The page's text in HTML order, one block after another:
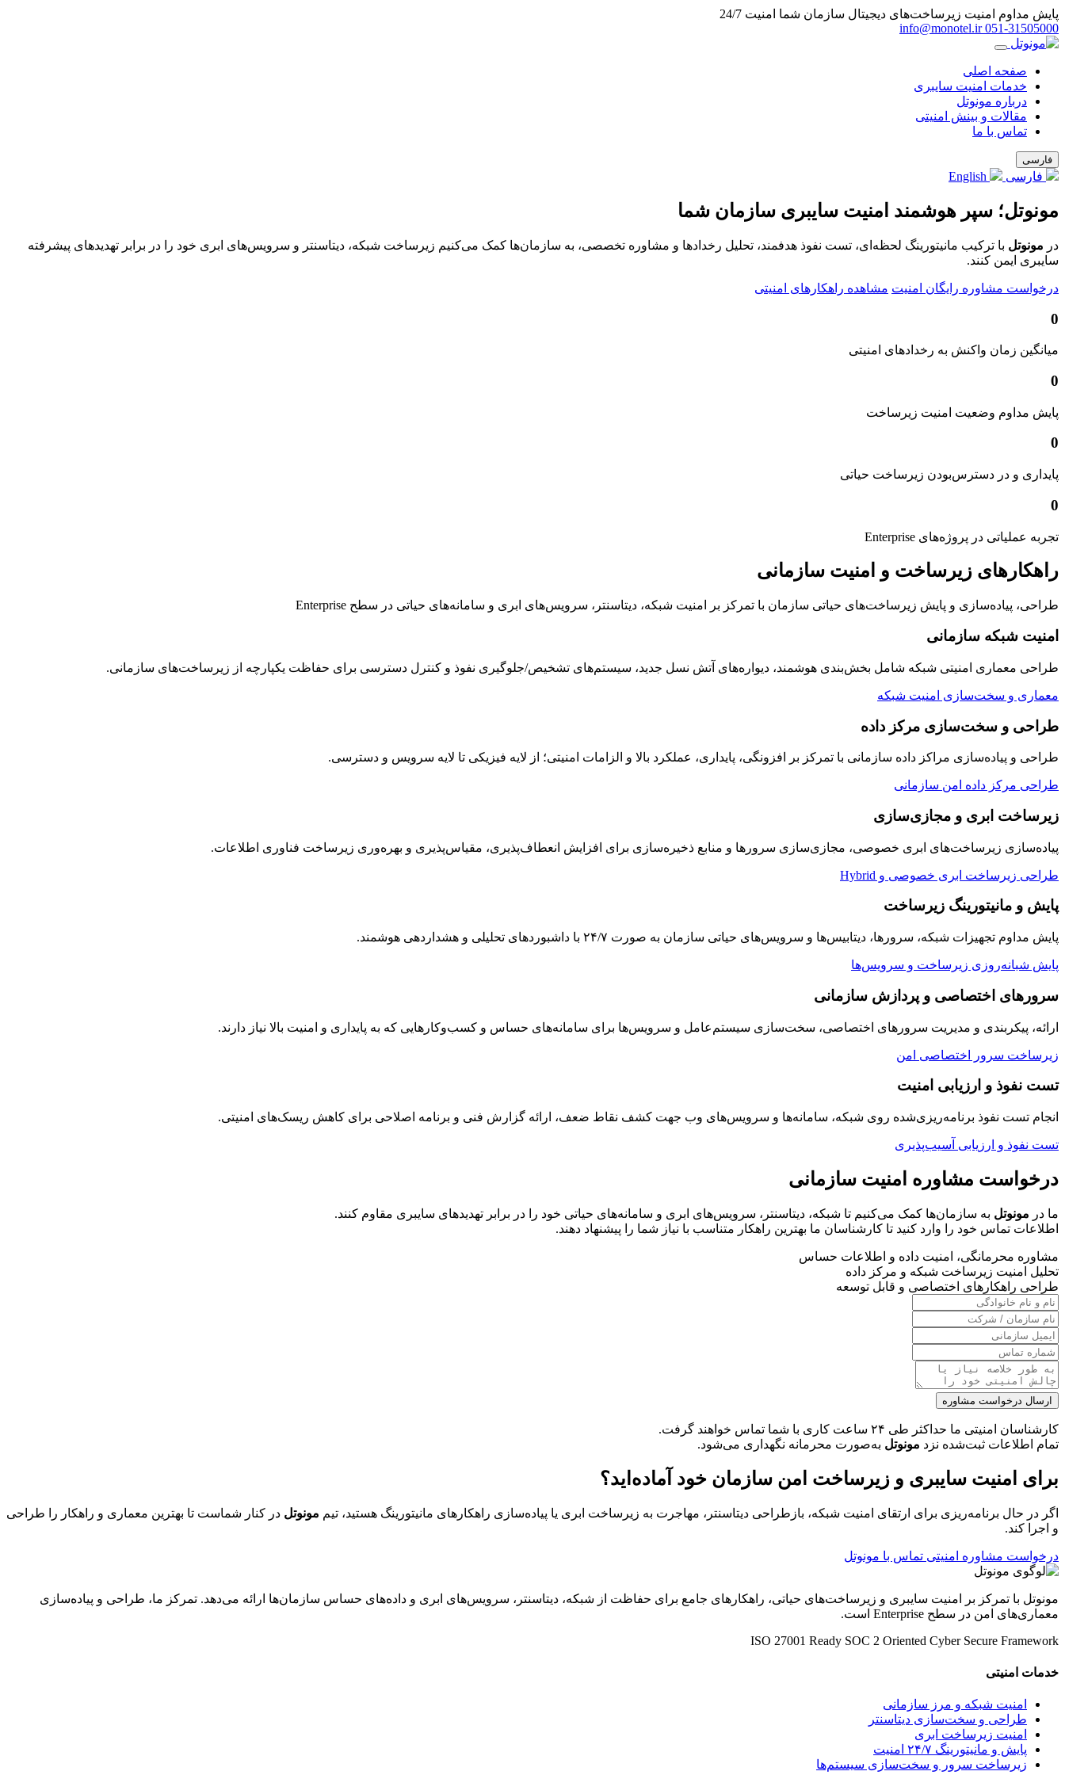
پایش مداوم امنیت زیرساخت‌های دیجیتال سازمان شما امنیت 24/7
info@monotel.ir 051‑31505000
صفحه اصلی
خدمات امنیت سایبری
درباره مونوتل
مقالات و بینش امنیتی
تماس با ما
فارسی
فارسی
مونوتل؛ سپر هوشمند امنیت سایبری سازمان شما
در مونوتل با ترکیب مانیتورینگ لحظه‌ای، تست نفوذ هدفمند، تحلیل رخدادها و مشاوره تخصصی، به سازمان‌ها کمک می‌کنیم زیرساخت شبکه، دیتاسنتر و سرویس‌های ابری خود را در برابر تهدیدهای پیشرفته
سایبری ایمن کنند.
درخواست مشاوره رایگان امنیت مشاهده راهکارهای امنیتی
0
میانگین زمان واکنش به رخدادهای امنیتی
0
پایش مداوم وضعیت امنیت زیرساخت
0
پایداری و در دسترس‌بودن زیرساخت حیاتی
0
تجربه عملیاتی در پروژه‌های Enterprise
راهکارهای زیرساخت و امنیت سازمانی
طراحی، پیاده‌سازی و پایش زیرساخت‌های حیاتی سازمان با تمرکز بر امنیت شبکه، دیتاسنتر، سرویس‌های ابری و سامانه‌های حیاتی در سطح Enterprise
امنیت شبکه سازمانی
طراحی معماری امنیتی شبکه شامل بخش‌بندی هوشمند، دیواره‌های آتش نسل جدید، سیستم‌های تشخیص/جلوگیری نفوذ و کنترل دسترسی برای حفاظت یکپارچه از زیرساخت‌های سازمانی.
معماری و سخت‌سازی امنیت شبکه
طراحی و سخت‌سازی مرکز داده
طراحی و پیاده‌سازی مراکز داده سازمانی با تمرکز بر افزونگی، پایداری، عملکرد بالا و الزامات امنیتی؛ از لایه فیزیکی تا لایه سرویس و دسترسی.
طراحی مرکز داده امن سازمانی
زیرساخت ابری و مجازی‌سازی
پیاده‌سازی زیرساخت‌های ابری خصوصی، مجازی‌سازی سرورها و منابع ذخیره‌سازی برای افزایش انعطاف‌پذیری، مقیاس‌پذیری و بهره‌وری زیرساخت فناوری اطلاعات.
طراحی زیرساخت ابری خصوصی و Hybrid
پایش و مانیتورینگ زیرساخت
پایش مداوم تجهیزات شبکه، سرورها، دیتابیس‌ها و سرویس‌های حیاتی سازمان به صورت ۲۴/۷ با داشبوردهای تحلیلی و هشداردهی هوشمند.
پایش شبانه‌روزی زیرساخت و سرویس‌ها
سرورهای اختصاصی و پردازش سازمانی
ارائه، پیکربندی و مدیریت سرورهای اختصاصی، سخت‌سازی سیستم‌عامل و سرویس‌ها برای سامانه‌های حساس و کسب‌وکارهایی که به پایداری و امنیت بالا نیاز دارند.
زیرساخت سرور اختصاصی امن
تست نفوذ و ارزیابی امنیت
انجام تست نفوذ برنامه‌ریزی‌شده روی شبکه، سامانه‌ها و سرویس‌های وب جهت کشف نقاط ضعف، ارائه گزارش فنی و برنامه اصلاحی برای کاهش ریسک‌های امنیتی.
تست نفوذ و ارزیابی آسیب‌پذیری
درخواست مشاوره امنیت سازمانی
ما در مونوتل به سازمان‌ها کمک می‌کنیم تا شبکه، دیتاسنتر، سرویس‌های ابری و سامانه‌های حیاتی خود را در برابر تهدیدهای سایبری مقاوم کنند.
اطلاعات تماس خود را وارد کنید تا کارشناسان ما بهترین راهکار متناسب با نیاز شما را پیشنهاد دهند.
مشاوره محرمانگی، امنیت داده و اطلاعات حساس
تحلیل امنیت زیرساخت شبکه و مرکز داده
طراحی راهکارهای اختصاصی و قابل توسعه
ارسال درخواست مشاوره
کارشناسان امنیتی ما حداکثر طی ۲۴ ساعت کاری با شما تماس خواهند گرفت.
تمام اطلاعات ثبت‌شده نزد مونوتل به‌صورت محرمانه نگهداری می‌شود.
برای امنیت سایبری و زیرساخت امن سازمان خود آماده‌اید؟
اگر در حال برنامه‌ریزی برای ارتقای امنیت شبکه، بازطراحی دیتاسنتر، مهاجرت به زیرساخت ابری یا پیاده‌سازی راهکارهای مانیتورینگ هستید، تیم مونوتل در کنار شماست تا بهترین معماری و راهکار را طراحی
و اجرا کند.
درخواست مشاوره امنیتی تماس با مونوتل
مونوتل با تمرکز بر امنیت سایبری و زیرساخت‌های حیاتی، راهکارهای جامع برای حفاظت از شبکه، دیتاسنتر، سرویس‌های ابری و داده‌های حساس سازمان‌ها ارائه می‌دهد. تمرکز ما، طراحی و پیاده‌سازی
معماری‌های امن در سطح Enterprise است.
ISO 27001 Ready SOC 2 Oriented Cyber Secure Framework
خدمات امنیتی
امنیت شبکه و مرز سازمانی
طراحی و سخت‌سازی دیتاسنتر
امنیت زیرساخت ابری
پایش و مانیتورینگ ۲۴/۷ امنیت
زیرساخت سرور و سخت‌سازی سیستم‌ها